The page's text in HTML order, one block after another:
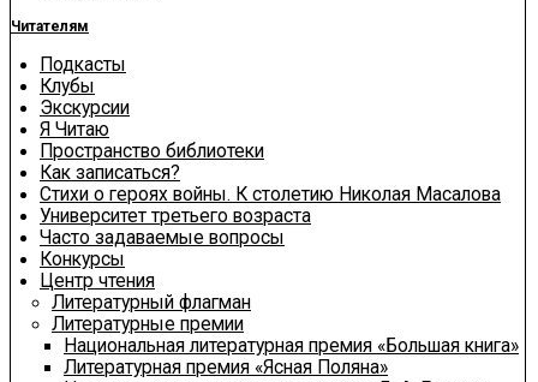
Читателям
Подкасты
Клубы
Экскурсии
Я Читаю
Пространство библиотеки
Как записаться?
Стихи о героях войны. К столетию Николая Масалова
Университет третьего возраста
Часто задаваемые вопросы
Конкурсы
Центр чтения
Литературный флагман
Литературные премии
Национальная литературная премия «Большая книга»
Литературная премия «Ясная Поляна»